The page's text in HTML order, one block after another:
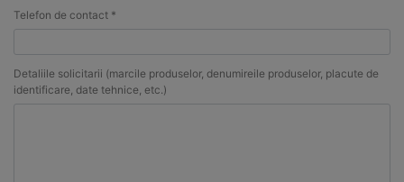
Telefon de contact *
Detaliile solicitarii (marcile produselor, denumireile produselor, placute de
identificare, date tehnice, etc.)